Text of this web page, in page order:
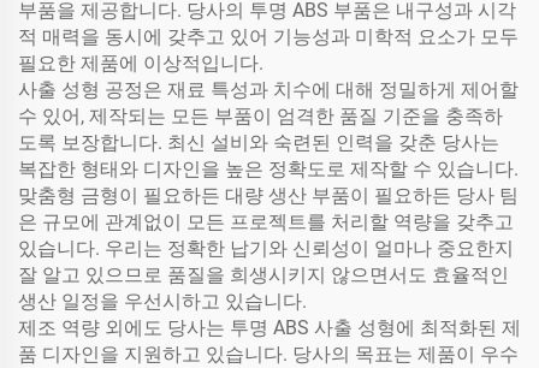
부품을 제공합니다. 당사의 투명 ABS 부품은 내구성과 시각
적 매력을 동시에 갖추고 있어 기능성과 미학적 요소가 모두
필요한 제품에 이상적입니다.
사출 성형 공정은 재료 특성과 치수에 대해 정밀하게 제어할
수 있어, 제작되는 모든 부품이 엄격한 품질 기준을 충족하
도록 보장합니다. 최신 설비와 숙련된 인력을 갖춘 당사는
복잡한 형태와 디자인을 높은 정확도로 제작할 수 있습니다.
맞춤형 금형이 필요하든 대량 생산 부품이 필요하든 당사 팀
은 규모에 관계없이 모든 프로젝트를 처리할 역량을 갖추고
있습니다. 우리는 정확한 납기와 신뢰성이 얼마나 중요한지
잘 알고 있으므로 품질을 희생시키지 않으면서도 효율적인
생산 일정을 우선시하고 있습니다.
제조 역량 외에도 당사는 투명 ABS 사출 성형에 최적화된 제
품 디자인을 지원하고 있습니다. 당사의 목표는 제품이 우수